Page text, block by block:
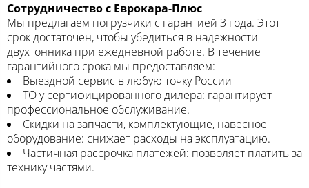
Сотрудничество с Еврокара-Плюс
Мы предлагаем погрузчики с гарантией 3 года. Этот
срок достаточен, чтобы убедиться в надежности
двухтонника при ежедневной работе. В течение
гарантийного срока мы предоставляем:
Выездной сервис в любую точку России
ТО у сертифицированного дилера: гарантирует
профессиональное обслуживание.
Скидки на запчасти, комплектующие, навесное
оборудование: снижает расходы на эксплуатацию.
Частичная рассрочка платежей: позволяет платить за
технику частями.